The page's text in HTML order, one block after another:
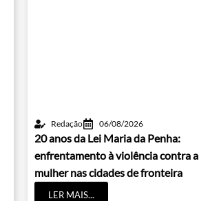
Redação 06/08/2026
20 anos da Lei Maria da Penha:
enfrentamento à violência contra a
mulher nas cidades de fronteira
LER MAIS...